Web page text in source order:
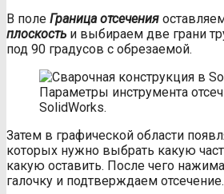
В поле Граница отсечения
плоскость и выбираем две грани
под 90 градусов с обрезаемой.
Параметры инструмента
SolidWorks.
Затем в графической области
которых нужно выбрать какую
какую оставить. После чего
галочку и подтверждаем отсечение.